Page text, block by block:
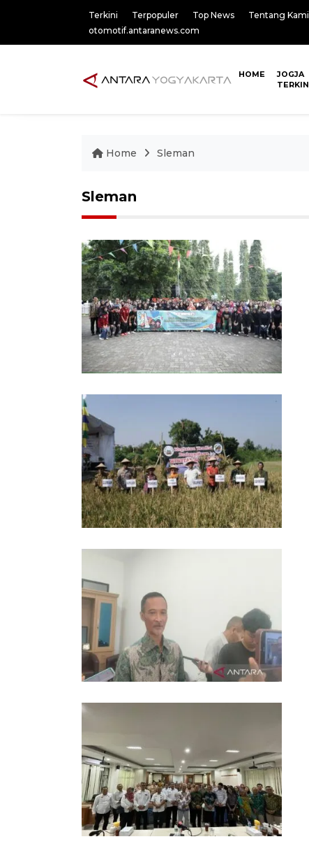
Terkini Terpopuler Top News Tentang Kami
otomotif.antaranews.com
HOME
JOGJA
Home Sleman
Sleman